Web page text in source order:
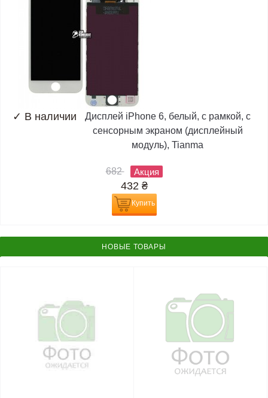
✓ В наличии
Дисплей iPhone 6, белый, с рамкой, с
сенсорным экраном (дисплейный
модуль), Tianma
682 Акция
432 ₴
Купить
НОВЫЕ ТОВАРЫ